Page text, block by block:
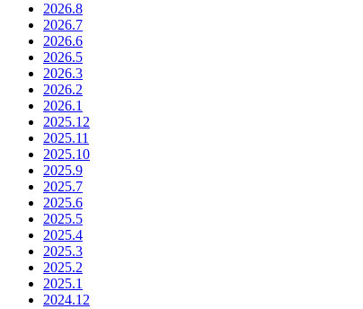
材
喪
失
事
故
（LOCA:
Loss
of
Coolant
Accident）」
「福
島
第
一
原
発
2026.8
2026.7
2026.6
2026.5
2026.3
2026.2
2026.1
2025.12
2025.11
2025.10
2025.9
2025.7
2025.6
2025.5
2025.4
2025.3
2025.2
2025.1
2024.12